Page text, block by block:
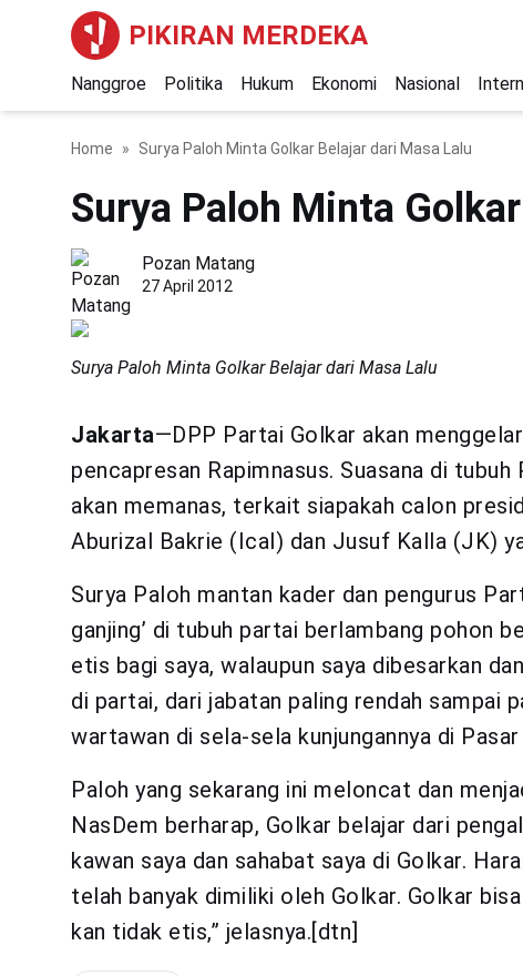
PIKIRAN MERDEKA
Nanggroe Politika Hukum Ekonomi Nasional
Home Surya Paloh Minta Golkar Belajar dari Masa Lalu
Surya Paloh Minta
Pozan Matang
27 April 2012
Surya Paloh Minta Golkar Belajar dari Masa Lalu
Jakarta—DPP Partai Golkar akan
pencapresan Rapimnasus. Suasana di
akan memanas, terkait siapakah calon
Aburizal Bakrie (Ical) dan Jusuf Kalla (JK)
Surya Paloh mantan kader dan pengurus
ganjing’ di tubuh partai berlambang pohon
etis bagi saya, walaupun saya dibesarkan
di partai, dari jabatan paling rendah sampai
wartawan di sela-sela kunjungannya di
Paloh yang sekarang ini meloncat dan
NasDem berharap, Golkar belajar dari
kawan saya dan sahabat saya di Golkar.
telah banyak dimiliki oleh Golkar. Golkar
kan tidak etis,” jelasnya.[dtn]